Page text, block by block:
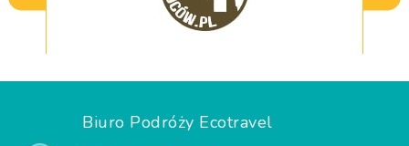
Biuro Podróży Ecotravel